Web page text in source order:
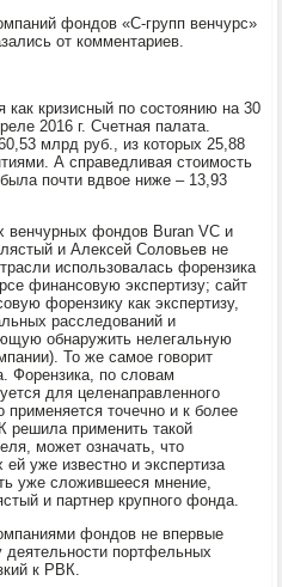
фондов «С-групп венчурс»
от комментариев.
как кризисный по состоянию на 30
2016 г. Счетная палата.
млрд руб., из которых 25,88
А справедливая стоимость
почти вдвое ниже – 13,93
венчурных фондов Buran VC и
и Алексей Соловьев не
использовалась форензика
финансовую экспертизу; сайт
форензику как экспертизу,
расследований и
обнаружить нелегальную
То же самое говорит
Форензика, по словам
для целенаправленного
точечно и к более
решила применить такой
может означать, что
уже известно и экспертиза
уже сложившееся мнение,
и партнер крупного фонда.
фондов не впервые
деятельности портфельных
к РВК.